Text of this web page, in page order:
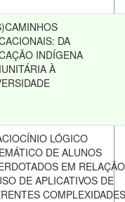
DA
INDÍGENA
À
LÓGICO
DE ALUNOS
EM RELAÇÃO
DE APLICATIVOS DE
COMPLEXIDADES